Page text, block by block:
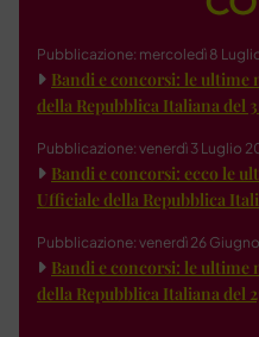
Pubblicazione: mercoledì 8
Bandi e concorsi: le ultime
della Repubblica Italiana del
Pubblicazione: venerdì 3 Luglio
Bandi e concorsi: ecco le
Ufficiale della Repubblica
Pubblicazione: venerdì 26
Bandi e concorsi: le ultime
della Repubblica Italiana del